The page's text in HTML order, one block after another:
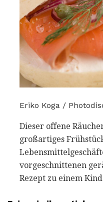
Eriko Koga /
Dieser offene
großartiges
vorgeschnittenen
Rezept zu einem